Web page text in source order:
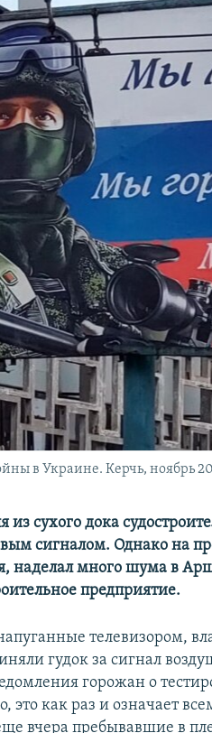
в Украине. Керчь, ноябрь
сухого дока
сигналом. Однако на
наделал много шума в
предприятие.
телевизором,
гудок за сигнал
горожан о
это как раз и означает
вчера пребывавшие в